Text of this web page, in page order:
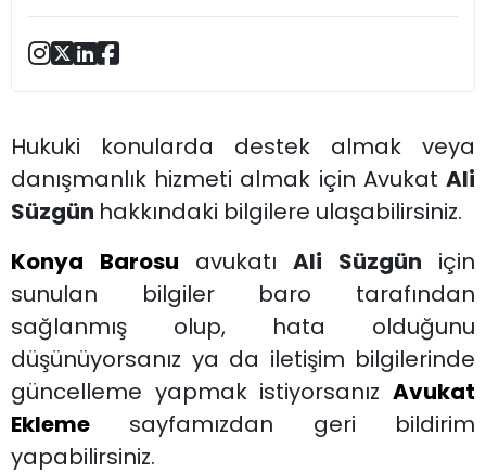
Hukuki konularda destek almak veya
danışmanlık hizmeti almak için Avukat Ali
Süzgün hakkındaki bilgilere ulaşabilirsiniz.
Konya Barosu
avukatıAli Süzgün için
sunulan bilgiler baro tarafından
sağlanmış olup, hata olduğunu
düşünüyorsanız ya da iletişim bilgilerinde
güncelleme yapmak istiyorsanız Avukat
Ekleme sayfamızdan geri bildirim
yapabilirsiniz.